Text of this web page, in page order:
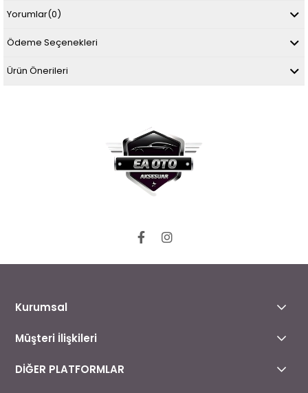
Yorumlar(0)
Ödeme Seçenekleri
Ürün Önerileri
Kurumsal
Müşteri İlişkileri
DİĞER PLATFORMLAR